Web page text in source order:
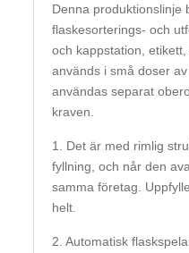
Denna produktionslinje
flaskesorterings- och
och kappstation,
används i små doser
användas separat
kraven.
1. Det är med rimlig
fyllning, och når den
samma företag.
helt.
2. Automatisk